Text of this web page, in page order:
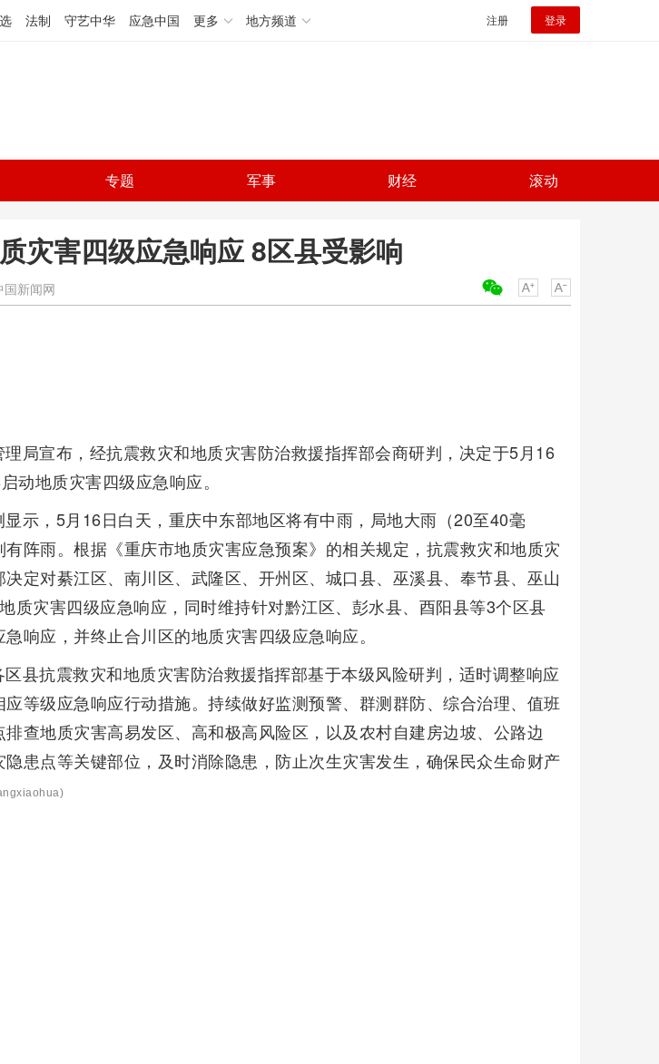
法制 守艺中华 应急中国 更多 地方频道 注册 登录
专题 军事 财经 滚动
灾害四级应急响应 8区县受影响
国新闻网
局宣布，经抗震救灾和地质灾害防治救援指挥部会商研判，决定于5月16
动地质灾害四级应急响应。
示，5月16日白天，重庆中东部地区将有中雨，局地大雨（20至40毫
阵雨。根据《重庆市地质灾害应急预案》的相关规定，抗震救灾和地质灾
定对綦江区、南川区、武隆区、开州区、城口县、巫溪县、奉节县、巫山
质灾害四级应急响应，同时维持针对黔江区、彭水县、酉阳县等3个区县
响应，并终止合川区的地质灾害四级应急响应。
县抗震救灾和地质灾害防治救援指挥部基于本级风险研判，适时调整响应
等级应急响应行动措施。持续做好监测预警、群测群防、综合治理、值班
查地质灾害高易发区、高和极高风险区，以及农村自建房边坡、公路边
患点等关键部位，及时消除隐患，防止次生灾害发生，确保民众生命财产